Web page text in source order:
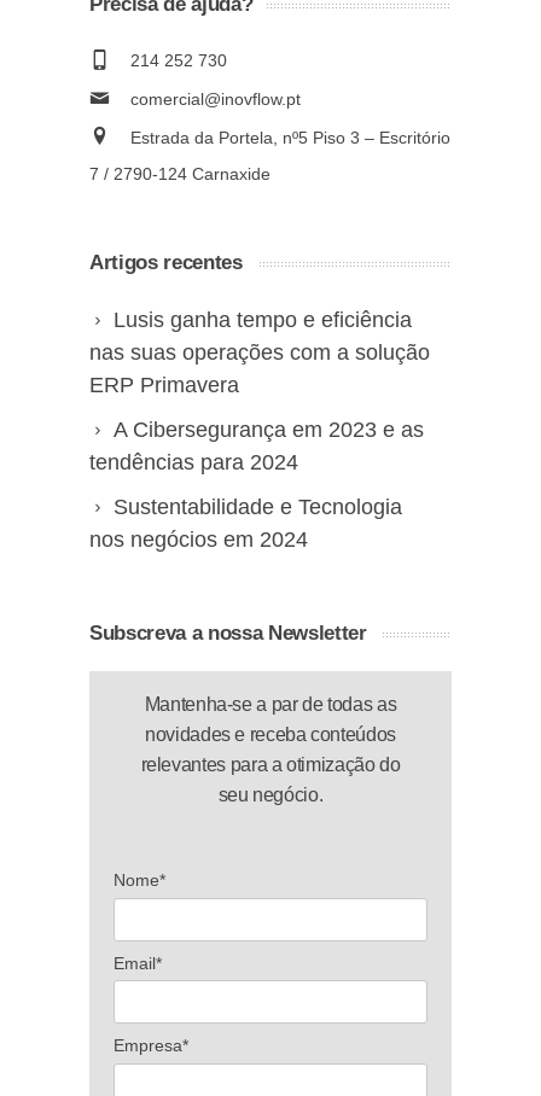
214 252 730
comercial@inovflow.pt
Estrada da Portela, nº5 Piso 3 – Escritório
7 / 2790-124 Carnaxide
Artigos recentes
Lusis ganha tempo e eficiência
nas suas operações com a solução
ERP Primavera
A Cibersegurança em 2023 e as
tendências para 2024
Sustentabilidade e Tecnologia
nos negócios em 2024
Subscreva a nossa Newsletter
Mantenha-se a par de todas as
novidades e receba conteúdos
relevantes para a otimização do
seu negócio.
Nome*
Email*
Empresa*